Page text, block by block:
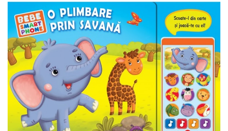
Creioane colorate
Creioane cerate
Carioci
Radiere
Ascutițori
Corectoare și lipici
Mine și rezerve
Cretă școlară și creativă
Accesorii școlare